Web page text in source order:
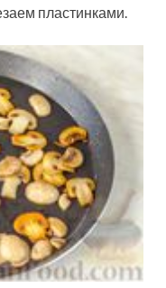
пластинками.